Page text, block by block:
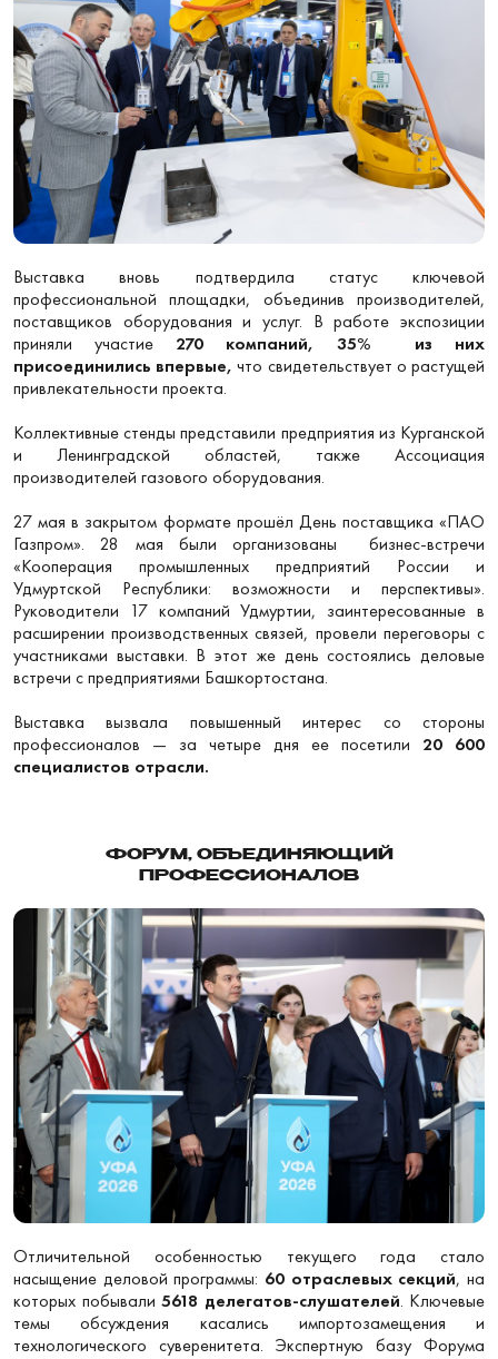
Выставка вновь подтвердила статус ключевой
профессиональной площадки, объединив производителей,
поставщиков оборудования и услуг. В работе экспозиции
приняли участие 270 компаний, 35% из них
присоединились впервые, что свидетельствует о растущей
привлекательности проекта.
Коллективные стенды представили предприятия из Курганской
и Ленинградской областей, также
Ассоциация
производителей газового оборудования.
27 мая в закрытом формате прошёл День поставщика «ПАО
Газпром». 28 мая были организованы бизнес-встречи
«Кооперация промышленных предприятий России и
Удмуртской Республики: возможности и перспективы».
Руководители 17 компаний Удмуртии, заинтересованные в
расширении производственных связей, провели переговоры с
участниками выставки. В этот же день состоялись деловые
встречи с предприятиями Башкортостана.
Выставка вызвала повышенный интерес со стороны
профессионалов — за четыре дня ее посетили 20 600
специалистов отрасли.
ФОРУМ, ОБЪЕДИНЯЮЩИЙ
ПРОФЕССИОНАЛОВ
Отличительной особенностью текущего года стало
насыщение деловой программы: 60 отраслевых секций, на
которых побывали 5618 делегатов-слушателей. Ключевые
темы обсуждения касались импортозамещения и
технологического суверенитета. Экспертную базу Форума